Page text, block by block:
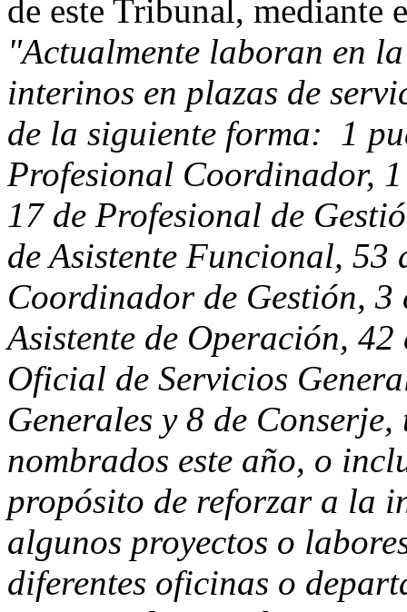
de este Tribunal, mediante
"Actualmente laboran en
interinos en plazas de
de la siguiente forma: 1
Profesional Coordinador,
17 de Profesional de
de Asistente Funcional, 53
Coordinador de Gestión, 3
Asistente de Operación,
Oficial de Servicios
Generales y 8 de
nombrados este año, o
propósito de reforzar a la
algunos proyectos o
diferentes oficinas o